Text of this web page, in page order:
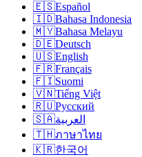
🇪🇸Español
🇮🇩Bahasa Indonesia
🇲🇾Bahasa Melayu
🇩🇪Deutsch
🇺🇸English
🇫🇷Français
🇫🇮Suomi
🇻🇳Tiếng Việt
🇷🇺Русский
🇸🇦العربية
🇹🇭ภาษาไทย
🇰🇷한국어